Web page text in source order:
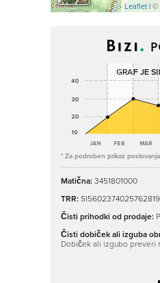
Leaflet| ©
* Za podroben prikaz
Matična:3451801000
TRR:
Čisti prihodki od prodaje:
Čisti dobiček ali izguba
Dobiček ali izgubo preveri